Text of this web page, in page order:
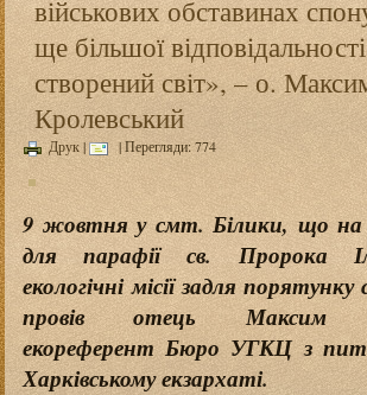
військових обставинах
ще більшої
створений світ», – о.
Кролевський
Друк| | Перегляди: 774
9 жовтня у смт. Білики, що
для парафії св. Пророка
екологічні місії задля
провів отець Максим
екореферент Бюро УГКЦ з
Харківському екзархаті.